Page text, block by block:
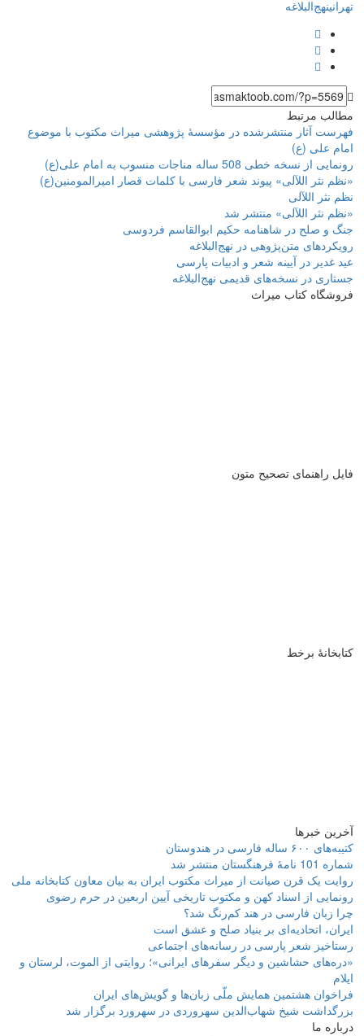
تهرانینهج‌البلاغه
مطالب مرتبط
فهرست آثار منتشرشده در مؤسسۀ پژوهشی میراث مکتوب با موضوع
امام علی (ع)
رونمایی از نسخه خطی 508 ساله مناجات منسوب به امام علی(ع)
«نظم نثر اللآلی» پیوند شعر فارسی با کلمات قصار امیرالمومنین(ع)
نظم نثر اللآلی
«نظم نثر اللآلی» منتشر شد
جنگ و صلح در شاهنامه حکیم ابوالقاسم فردوسی
رویکردهای متن‌پژوهی در نهج‌البلاغه
عید غدیر در آیینه شعر و ادبیات پارسی
جستاری در نسخه‌های قدیمی نهج‌البلاغه
فروشگاه کتاب میراث
فایل راهنمای تصحیح متون
کتابخانۀ برخط
آخرین خبرها
کتیبه‌های ۶۰۰ ساله فارسی در هندوستان
شماره 101 نامۀ فرهنگستان منتشر شد
روایت یک قرن صیانت از میراث مکتوب ایران به بیان معاون کتابخانه ملی
رونمایی از اسناد کهن و مکتوب تاریخی آیین اربعین در حرم رضوی
چرا زبان فارسی در هند کم‌رنگ شد؟
ایران، اتحادیه‌ای بر بنیاد صلح و عشق است
رستاخیز شعر پارسی در رسانه‌های اجتماعی
«دره‌های حشاشین و دیگر سفرهای ایرانی»؛ روایتی از الموت، لرستان و
ایلام
فراخوان هشتمین همایش ملّی زبان‌ها و گویش‌های ایران
بزرگداشت شیخ شهاب‌الدین سهروردی در سهرورد برگزار شد
درباره ما